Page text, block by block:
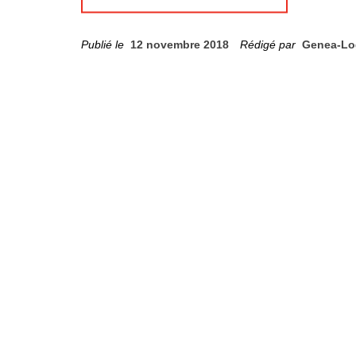
Publié le 12 novembre 2018 Rédigé par Genea-